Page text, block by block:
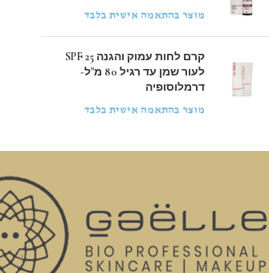
מוצר בהתאמה אישית בלבד
קרם לחות עמוק והגנה 25 SPF
לעור שמן עד רגיל 80 מ"ל-
דרמלוסופיה
מוצר בהתאמה אישית בלבד